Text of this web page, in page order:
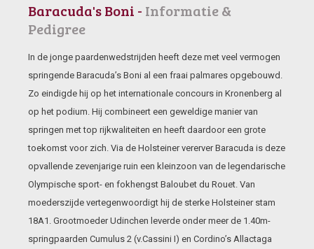
Baracuda's Boni - Informatie &
Pedigree
In de jonge paardenwedstrijden heeft deze met veel vermogen
springende Baracuda’s Boni al een fraai palmares opgebouwd.
Zo eindigde hij op het internationale concours in Kronenberg al
op het podium. Hij combineert een geweldige manier van
springen met top rijkwaliteiten en heeft daardoor een grote
toekomst voor zich. Via de Holsteiner vererver Baracuda is deze
opvallende zevenjarige ruin een kleinzoon van de legendarische
Olympische sport- en fokhengst Baloubet du Rouet. Van
moederszijde vertegenwoordigt hij de sterke Holsteiner stam
18A1. Grootmoeder Udinchen leverde onder meer de 1.40m-
springpaarden Cumulus 2 (v.Cassini I) en Cordino’s Allactaga